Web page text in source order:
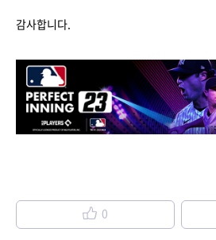
감사합니다.
0